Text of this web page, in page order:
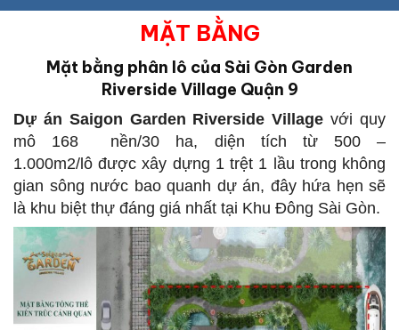
MẶT BẰNG
Mặt bằng phân lô của Sài Gòn Garden
Riverside Village Quận 9
Dự án Saigon Garden Riverside Village với quy
mô 168 nền/30 ha, diện tích từ 500 –
1.000m2/lô được xây dựng 1 trệt 1 lầu trong không
gian sông nước bao quanh dự án, đây hứa hẹn sẽ
là khu biệt thự đáng giá nhất tại Khu Đông Sài Gòn.